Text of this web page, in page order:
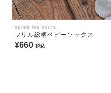
apres les cours
フリル総柄ベビーソックス
¥660 税込